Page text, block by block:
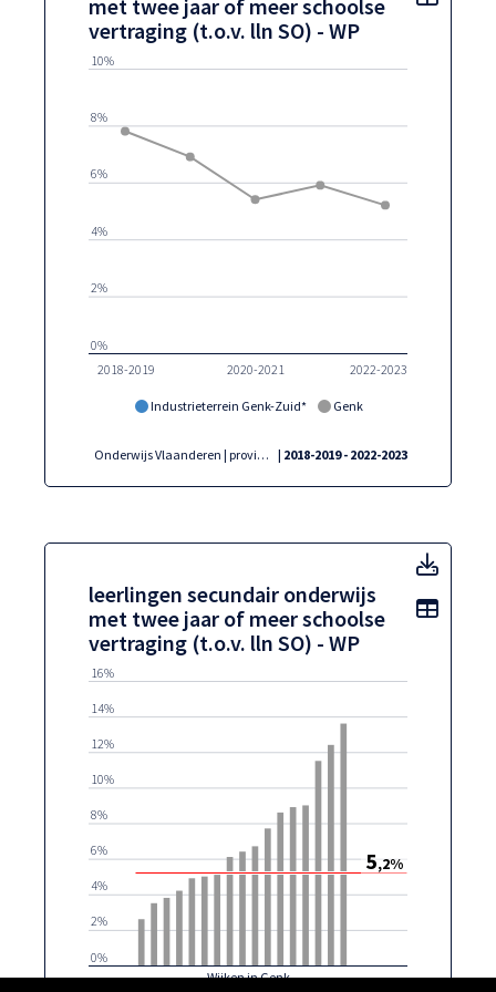
met twee jaar of meer schoolse
vertraging (t.o.v. lln SO) - WP
Industrieterrein Genk-Zuid* Genk
2018-2019 2020-2021 2022-2023
0%
2%
4%
6%
8%
10%
Onderwijs Vlaanderen | provincies.incijfers.be | 2018-2019 - 2022-2023
leerlingen secundair onderwijs
met twee jaar of meer schoolse
vertraging (t.o.v. lln SO) - WP
Wijken in Genk
0%
2%
4%
6%
8%
10%
12%
14%
16%
5,2%
Toon